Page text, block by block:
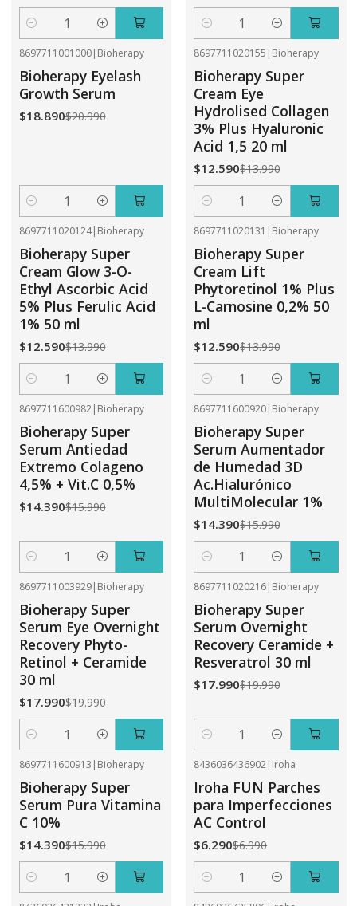
Cantidad Cantidad
8697711001000| Bioherapy
Bioherapy Eyelash
Growth Serum
$18.890$20.990
Cantidad
8697711020155 | Bioherapy
Bioherapy Super
Cream Eye
Hydrolised Collagen
3% Plus Hyaluronic
Acid 1,5 20 ml
$12.590$13.990
Cantidad
8697711020124| Bioherapy
Bioherapy Super
Cream Glow 3-O-
Ethyl Ascorbic Acid
5% Plus Ferulic Acid
1% 50 ml
$12.590$13.990
Cantidad
8697711020131 | Bioherapy
Bioherapy Super
Cream Lift
Phytoretinol 1% Plus
L-Carnosine 0,2% 50
ml
$12.590$13.990
Cantidad
8697711600982| Bioherapy
Bioherapy Super
Serum Antiedad
Extremo Colageno
4,5% + Vit.C 0,5%
$14.390$15.990
Cantidad
8697711600920| Bioherapy
Bioherapy Super
Serum Aumentador
de Humedad 3D
Ac.Hialurónico
MultiMolecular 1%
$14.390$15.990
Cantidad
8697711003929| Bioherapy
Bioherapy Super
Serum Eye Overnight
Recovery Phyto-
Retinol + Ceramide
30 ml
$17.990$19.990
Cantidad
8697711020216| Bioherapy
Bioherapy Super
Serum Overnight
Recovery Ceramide +
Resveratrol 30 ml
$17.990$19.990
Cantidad
8697711600913 | Bioherapy
Bioherapy Super
Serum Pura Vitamina
C 10%
$14.390$15.990
Cantidad
8436036436902| Iroha
Iroha FUN Parches
para Imperfecciones
AC Control
$6.290$6.990
Cantidad